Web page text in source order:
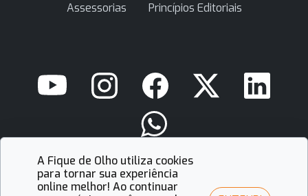
Assessorias
Princípios Editoriais
contato@fiquedeolho.com.br
A Fique de Olho utiliza cookies
para tornar sua experiência
online melhor! Ao continuar